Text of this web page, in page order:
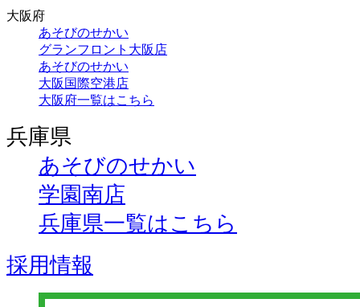
大阪府
あそびのせかい
グランフロント大阪店
あそびのせかい
大阪国際空港店
大阪府一覧はこちら
兵庫県
あそびのせかい
学園南店
兵庫県一覧はこちら
採用情報